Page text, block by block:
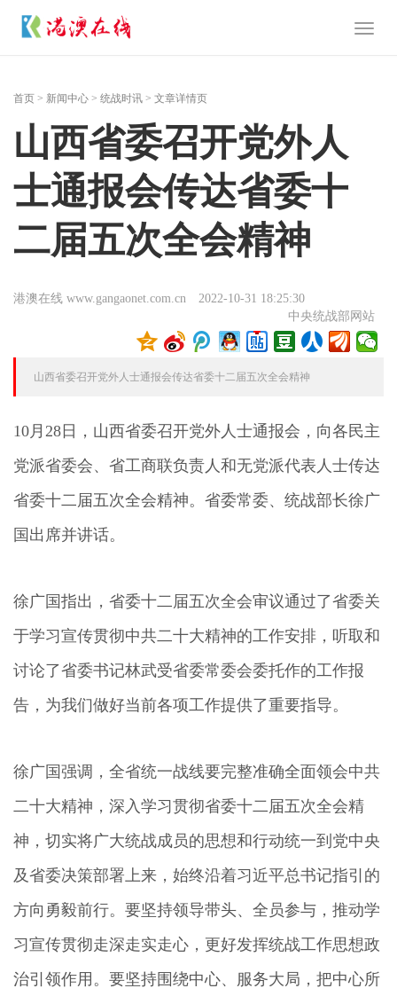
Toggle
首页 > 新闻中心 > 统战时讯 > 文章详情页
山西省委召开党外人
士通报会传达省委十
二届五次全会精神
港澳在线 www.gangaonet.com.cn
2022-10-31 18:25:30
中央统战部网站
山西省委召开党外人士通报会传达省委十二届五次全会精神
10月28日，山西省委召开党外人士通报会，向各民主
党派省委会、省工商联负责人和无党派代表人士传达
省委十二届五次全会精神。省委常委、统战部长徐广
国出席并讲话。
徐广国指出，省委十二届五次全会审议通过了省委关
于学习宣传贯彻中共二十大精神的工作安排，听取和
讨论了省委书记林武受省委常委会委托作的工作报
告，为我们做好当前各项工作提供了重要指导。
徐广国强调，全省统一战线要完整准确全面领会中共
二十大精神，深入学习贯彻省委十二届五次全会精
神，切实将广大统战成员的思想和行动统一到党中央
及省委决策部署上来，始终沿着习近平总书记指引的
方向勇毅前行。要坚持领导带头、全员参与，推动学
习宣传贯彻走深走实走心，更好发挥统战工作思想政
治引领作用。要坚持围绕中心、服务大局，把中心所